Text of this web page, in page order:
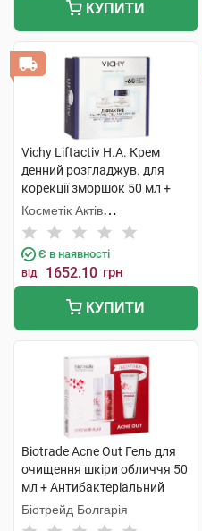
КУПИТИ
Vichy Liftactiv H.A. Крем
денний розгладжув. для
корекції зморшок 50 мл +
H.A. Крем нічний
розгладжувальний 50 мл 1
набір
Косметік Актів
Інтернаціональ
Є в наявності
від 1652.10 грн
КУПИТИ
Biotrade Acne Out Гель для
очищення шкіри обличчя 50
мл + Антибактеріальний
лосьйон 60 мл +
Зволожувальний крем 60 мл
Біотрейд Болгарія